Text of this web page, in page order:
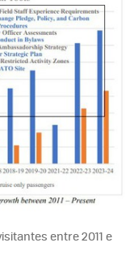
entre 2011 e